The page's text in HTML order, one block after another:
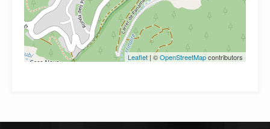
Leaflet| ©OpenStreetMapcontributors